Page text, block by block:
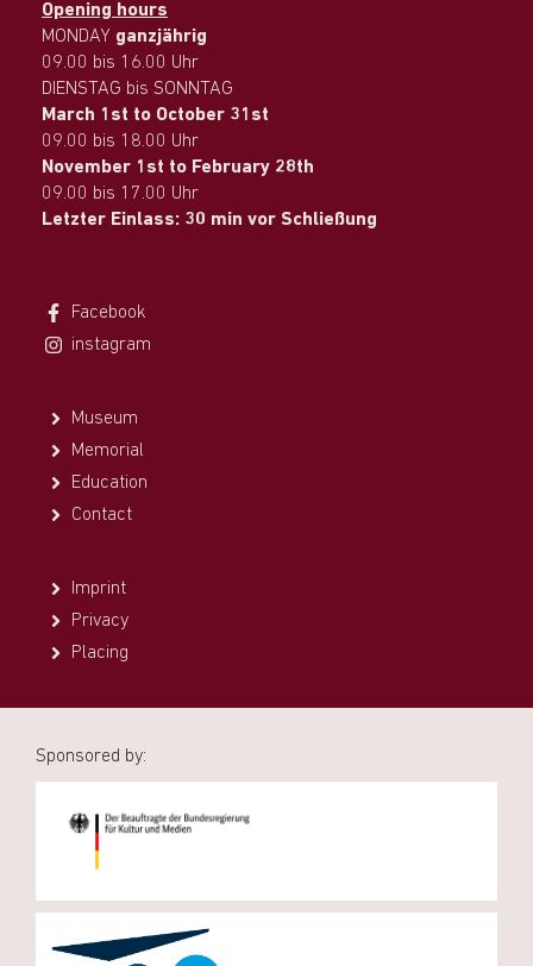
Opening hours
MONDAY ganzjährig
09.00 bis 16.00 Uhr
DIENSTAG bis SONNTAG
March 1st to October 31st
09.00 bis 18.00 Uhr
November 1st to February 28th
09.00 bis 17.00 Uhr
Letzter Einlass: 30 min vor Schließung
Facebook
instagram
Museum
Memorial
Education
Contact
Imprint
Privacy
Placing
Sponsored by: